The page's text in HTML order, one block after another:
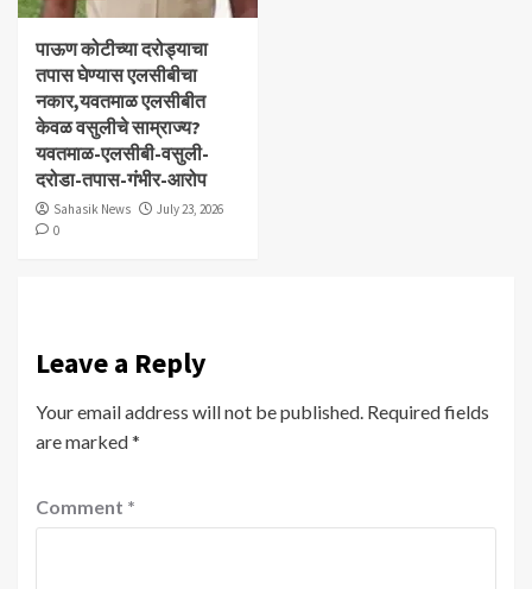
पाऊण कोटीच्या दरोड्याचा
तपास घेण्यास एलसीबीचा
नकार,यवतमाळ एलसीबीत
केवळ वसुलीचे साम्राज्य?
यवतमाळ-एलसीबी-वसुली-
दरोडा-तपास-गंभीर-आरोप
Sahasik News
July 23, 2026
0
Leave a Reply
Your email address will not be published. Required fields
are marked*
Comment *